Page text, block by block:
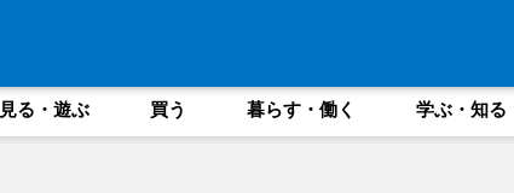
見る・遊ぶ 買う 暮らす・働く 学ぶ・知る